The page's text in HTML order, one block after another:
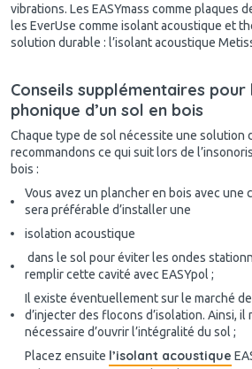
vibrations. Les EASYmass comme plaques
les EverUse comme isolant acoustique et
solution durable : l’isolant acoustique
Conseils supplémentaires pour
phonique d’un sol en bois
Chaque type de sol nécessite une solution
recommandons ce qui suit lors de
bois :
Vous avez un plancher en bois avec une
sera préférable d’installer une
isolation acoustique
dans le sol pour éviter les ondes
remplir cette cavité avec EASYpol ;
Il existe éventuellement sur le marché
d’injecter des flocons d’isolation. Ainsi, il
nécessaire d’ouvrir l’intégralité du sol ;
Placez ensuite l’isolant acoustique